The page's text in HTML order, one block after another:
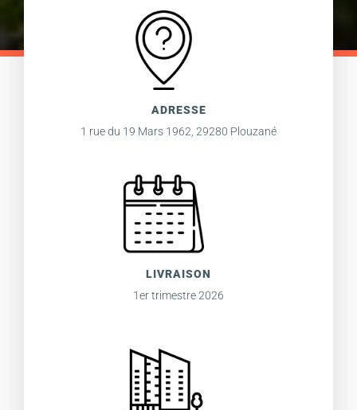
ADRESSE
1 rue du 19 Mars 1962, 29280 Plouzané
LIVRAISON
1er trimestre 2026